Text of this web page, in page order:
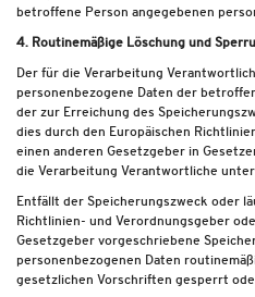
betroffene Person angegebenen
4. Routinemäßige Löschung und
Der für die Verarbeitung
personenbezogene Daten der
der zur Erreichung des
dies durch den Europäischen
einen anderen Gesetzgeber in
die Verarbeitung Verantwortliche
Entfällt der Speicherungszweck oder
Richtlinien- und Verordnungsgeber
Gesetzgeber vorgeschriebene
personenbezogenen Daten
gesetzlichen Vorschriften gesperrt